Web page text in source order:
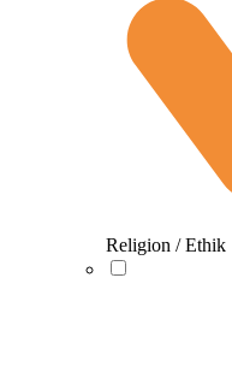
Religion / Ethik